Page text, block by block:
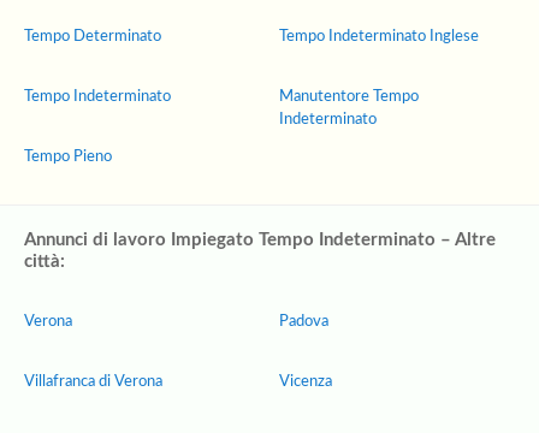
Tempo Determinato
Tempo Indeterminato
Tempo Pieno
Tempo Indeterminato Inglese
Manutentore Tempo
Indeterminato
Annunci di lavoro Impiegato Tempo Indeterminato – Altre
città:
Verona
Villafranca di Verona
Padova
Vicenza